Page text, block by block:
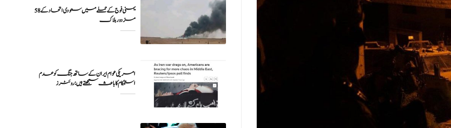
یمنی فوج کے حملے میں سعودی اتحاد کے 58
مزدور ہلاک
امریکی عوام ایران کے ساتھ جنگ کو عدم